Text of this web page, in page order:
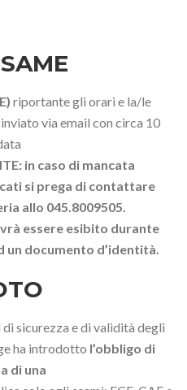
riportante gli orari e la/le
via email con circa 10
in caso di mancata
si prega di contattare
allo 045.8009505.
essere esibito durante
documento d’identità.
sicurezza e di validità degli
ha introdotto l’obbligo di
di una